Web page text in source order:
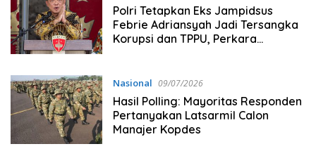
Polri Tetapkan Eks Jampidsus
Febrie Adriansyah Jadi Tersangka
Korupsi dan TPPU, Perkara
Nasional 09/07/2026
Hasil Polling: Mayoritas Responden
Pertanyakan Latsarmil Calon
Manajer Kopdes